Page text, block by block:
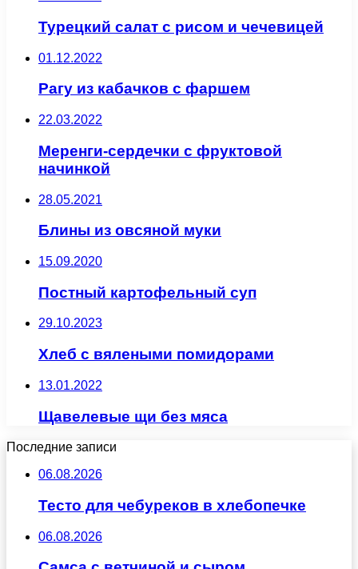
Турецкий салат с рисом и чечевицей
01.12.2022
Рагу из кабачков с фаршем
22.03.2022
Меренги-сердечки с фруктовой
начинкой
28.05.2021
Блины из овсяной муки
15.09.2020
Постный картофельный суп
29.10.2023
Хлеб с вялеными помидорами
13.01.2022
Щавелевые щи без мяса
Последние записи
06.08.2026
Тесто для чебуреков в хлебопечке
06.08.2026